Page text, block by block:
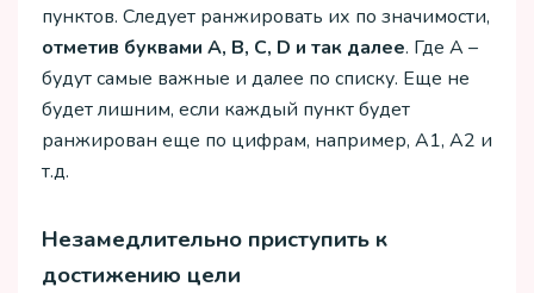
пунктов. Следует ранжировать их по значимости,
отметив буквами A, B, C, D и так далее. Где А –
будут самые важные и далее по списку. Еще не
будет лишним, если каждый пункт будет
ранжирован еще по цифрам, например, А1, А2 и
т.д.
Незамедлительно приступить к
достижению цели